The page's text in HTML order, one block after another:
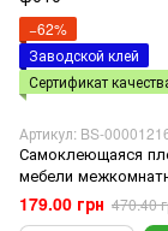
−62%
Заводской клей
Сертификат
Артикул: BS-
Самоклеющаяся
мебели
декора интерьера
голубая 0,45х10м
179.00 грн 470.40